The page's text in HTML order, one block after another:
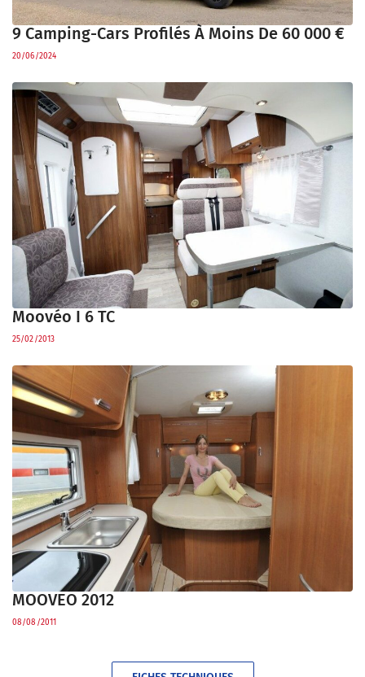
9 Camping-Cars Profilés À Moins De 60 000 €
20/06/2024
Moovéo I 6 TC
25/02/2013
MOOVEO 2012
08/08/2011